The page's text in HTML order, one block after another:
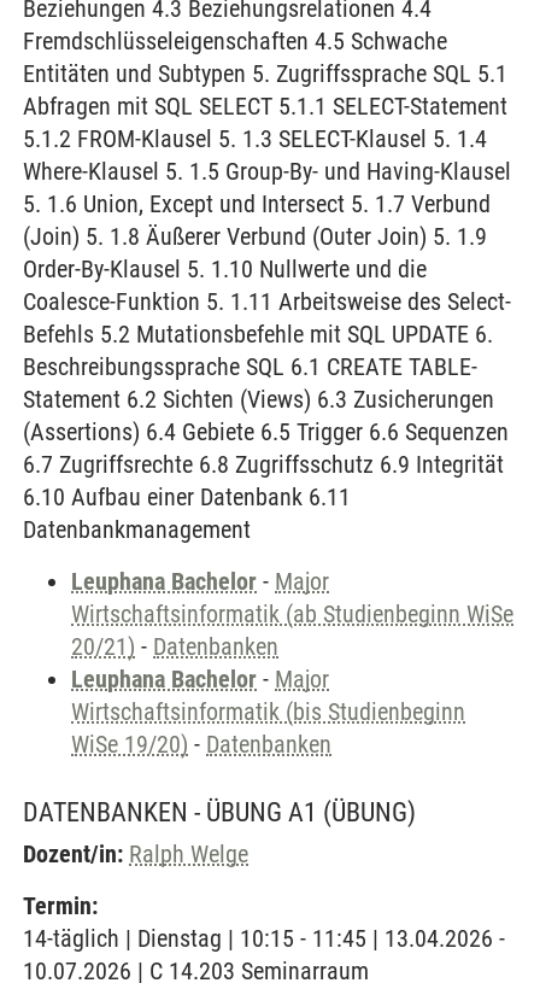
Beziehungen 4.3 Beziehungsrelationen 4.4
Fremdschlüsseleigenschaften 4.5 Schwache
Entitäten und Subtypen 5. Zugriffssprache SQL 5.1
Abfragen mit SQL SELECT 5.1.1 SELECT-Statement
5.1.2 FROM-Klausel 5. 1.3 SELECT-Klausel 5. 1.4
Where-Klausel 5. 1.5 Group-By- und Having-Klausel
5. 1.6 Union, Except und Intersect 5. 1.7 Verbund
(Join) 5. 1.8 Äußerer Verbund (Outer Join) 5. 1.9
Order-By-Klausel 5. 1.10 Nullwerte und die
Coalesce-Funktion 5. 1.11 Arbeitsweise des Select-
Befehls 5.2 Mutationsbefehle mit SQL UPDATE 6.
Beschreibungssprache SQL 6.1 CREATE TABLE-
Statement 6.2 Sichten (Views) 6.3 Zusicherungen
(Assertions) 6.4 Gebiete 6.5 Trigger 6.6 Sequenzen
6.7 Zugriffsrechte 6.8 Zugriffsschutz 6.9 Integrität
6.10 Aufbau einer Datenbank 6.11
Datenbankmanagement
Leuphana Bachelor - Major
Wirtschaftsinformatik (ab Studienbeginn WiSe
20/21) - Datenbanken
Leuphana Bachelor - Major
Wirtschaftsinformatik (bis Studienbeginn
WiSe 19/20) - Datenbanken
DATENBANKEN - ÜBUNG A1 (ÜBUNG)
Dozent/in: Ralph Welge
Termin:
14-täglich | Dienstag | 10:15 - 11:45 | 13.04.2026 -
10.07.2026 | C 14.203 Seminarraum